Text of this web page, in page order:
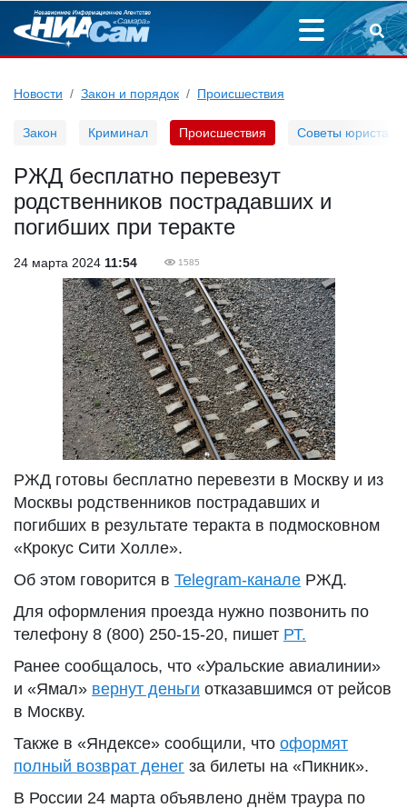
Новости Закон и порядок Происшествия
Закон Криминал Происшествия Советы юриста
РЖД бесплатно перевезут
родственников пострадавших и
погибших при теракте
24 марта 2024 11:54 1585
РЖД готовы бесплатно перевезти в Москву и из
Москвы родственников пострадавших и
погибших в результате теракта в подмосковном
«Крокус Сити Холле».
Об этом говорится в Telegram-канале РЖД.
Для оформления проезда нужно позвонить по
телефону 8 (800) 250-15-20, пишет РТ.
Ранее сообщалось, что «Уральские авиалинии»
и «Ямал» вернут деньги отказавшимся от рейсов
в Москву.
Также в «Яндексе» сообщили, что оформят
полный возврат денег за билеты на «Пикник».
В России 24 марта объявлено днём траура по